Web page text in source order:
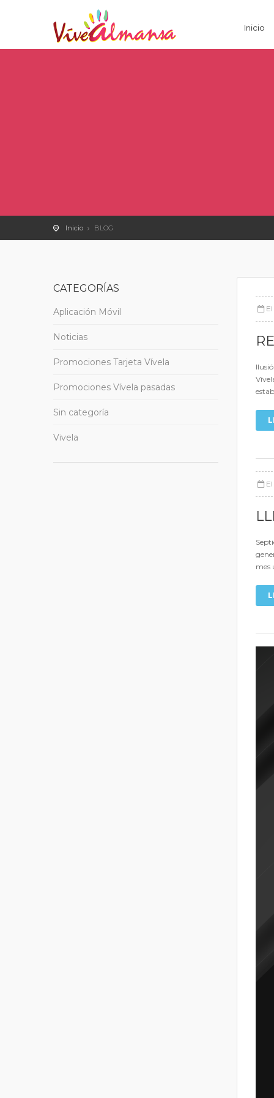
Inicio
Inicio BLOG
CATEGORÍAS
Aplicación Móvil
Noticias
Promociones Tarjeta Vívela
Promociones Vívela pasadas
Sin categoría
Vivela
El
El
mes